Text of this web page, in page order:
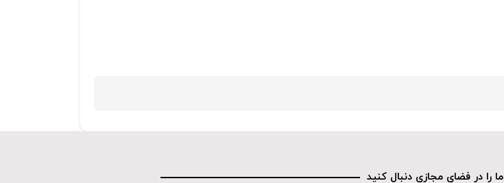
ما را در فضای مجازی دنبال کنید